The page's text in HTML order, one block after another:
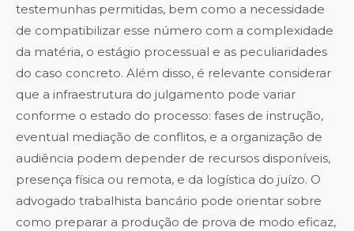
testemunhas permitidas, bem como a necessidade
de compatibilizar esse número com a complexidade
da matéria, o estágio processual e as peculiaridades
do caso concreto. Além disso, é relevante considerar
que a infraestrutura do julgamento pode variar
conforme o estado do processo: fases de instrução,
eventual mediação de conflitos, e a organização de
audiência podem depender de recursos disponíveis,
presença física ou remota, e da logística do juízo. O
advogado trabalhista bancário pode orientar sobre
como preparar a produção de prova de modo eficaz,